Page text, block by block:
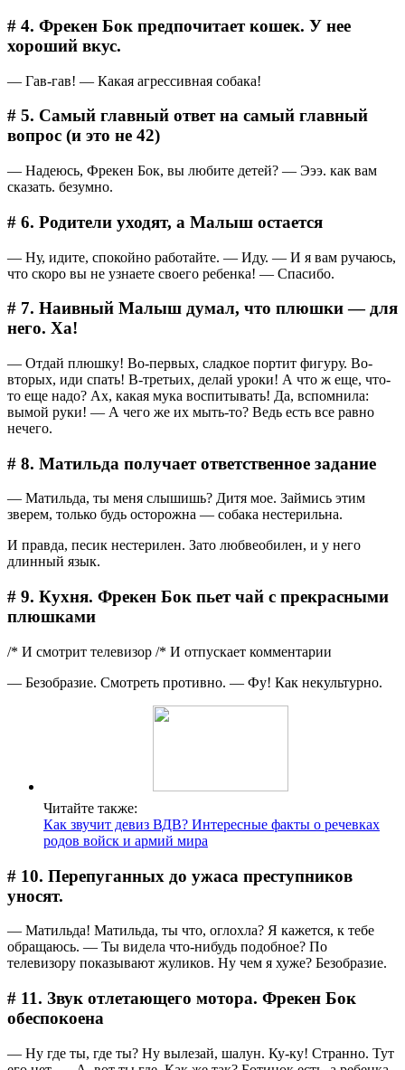
# 4. Фрекен Бок предпочитает кошек. У нее
хороший вкус.
― Гав-гав! ― Какая агрессивная собака!
# 5. Самый главный ответ на самый главный
вопрос (и это не 42)
― Надеюсь, Фрекен Бок, вы любите детей? ― Эээ. как вам
сказать. безумно.
# 6. Родители уходят, а Малыш остается
― Ну, идите, спокойно работайте. ― Иду. ― И я вам ручаюсь,
что скоро вы не узнаете своего ребенка! ― Спасибо.
# 7. Наивный Малыш думал, что плюшки — для
него. Ха!
― Отдай плюшку! Во-первых, сладкое портит фигуру. Во-
вторых, иди спать! В-третьих, делай уроки! А что ж еще, что-
то еще надо? Ах, какая мука воспитывать! Да, вспомнила:
вымой руки! ― А чего же их мыть-то? Ведь есть все равно
нечего.
# 8. Матильда получает ответственное задание
― Матильда, ты меня слышишь? Дитя мое. Займись этим
зверем, только будь осторожна — собака нестерильна.
И правда, песик нестерилен. Зато любвеобилен, и у него
длинный язык.
# 9. Кухня. Фрекен Бок пьет чай с прекрасными
плюшками
/* И смотрит телевизор /* И отпускает комментарии
― Безобразие. Смотреть противно. ― Фу! Как некультурно.
Читайте также:
Как звучит девиз ВДВ? Интересные факты о речевках
родов войск и армий мира
# 10. Перепуганных до ужаса преступников
уносят.
― Матильда! Матильда, ты что, оглохла? Я кажется, к тебе
обращаюсь. ― Ты видела что-нибудь подобное? По
телевизору показывают жуликов. Ну чем я хуже? Безобразие.
# 11. Звук отлетающего мотора. Фрекен Бок
обеспокоена
― Ну где ты, где ты? Ну вылезай, шалун. Ку-ку! Странно. Тут